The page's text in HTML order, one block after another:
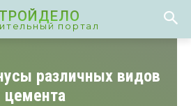
портал
различных видов
цемента